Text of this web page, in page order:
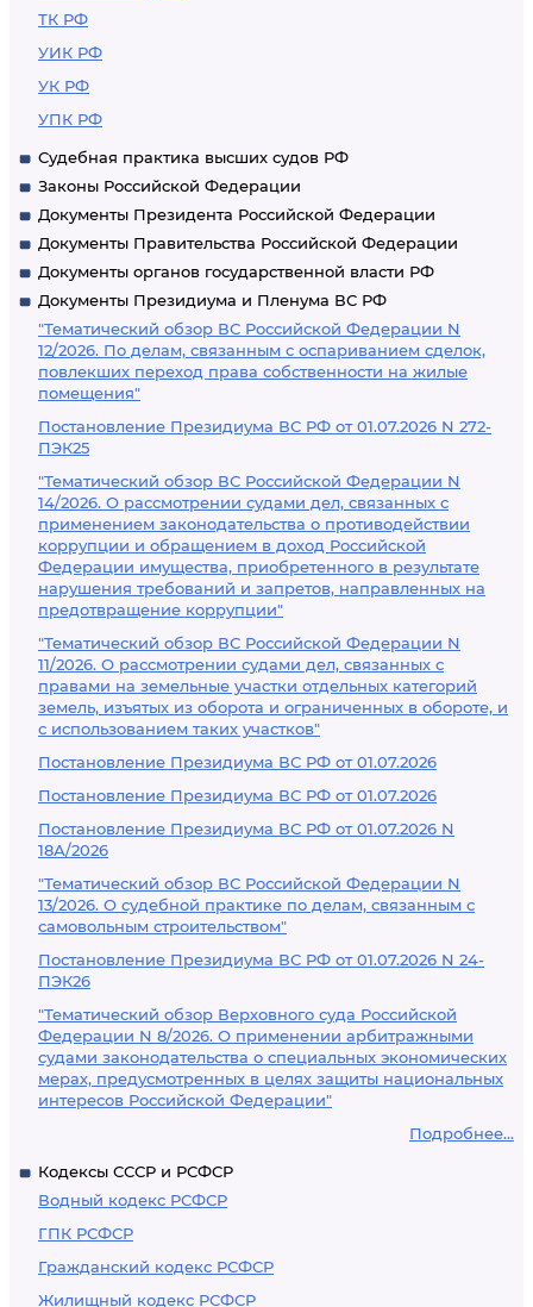
ТК РФ
УИК РФ
УК РФ
УПК РФ
Судебная практика высших судов РФ
Законы Российской Федерации
Документы Президента Российской Федерации
Документы Правительства Российской Федерации
Документы органов государственной власти РФ
Документы Президиума и Пленума ВС РФ
"Тематический обзор ВС Российской Федерации N
12/2026. По делам, связанным с оспариванием сделок,
повлекших переход права собственности на жилые
помещения"
Постановление Президиума ВС РФ от 01.07.2026 N 272-
ПЭК25
"Тематический обзор ВС Российской Федерации N
14/2026. О рассмотрении судами дел, связанных с
применением законодательства о противодействии
коррупции и обращением в доход Российской
Федерации имущества, приобретенного в результате
нарушения требований и запретов, направленных на
предотвращение коррупции"
"Тематический обзор ВС Российской Федерации N
11/2026. О рассмотрении судами дел, связанных с
правами на земельные участки отдельных категорий
земель, изъятых из оборота и ограниченных в обороте, и
с использованием таких участков"
Постановление Президиума ВС РФ от 01.07.2026
Постановление Президиума ВС РФ от 01.07.2026
Постановление Президиума ВС РФ от 01.07.2026 N
18А/2026
"Тематический обзор ВС Российской Федерации N
13/2026. О судебной практике по делам, связанным с
самовольным строительством"
Постановление Президиума ВС РФ от 01.07.2026 N 24-
ПЭК26
"Тематический обзор Верховного суда Российской
Федерации N 8/2026. О применении арбитражными
судами законодательства о специальных экономических
мерах, предусмотренных в целях защиты национальных
интересов Российской Федерации"
Подробнее...
Кодексы СССР и РСФСР
Водный кодекс РСФСР
ГПК РСФСР
Гражданский кодекс РСФСР
Жилищный кодекс РСФСР